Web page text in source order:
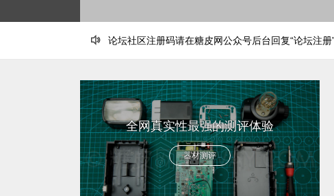
论坛社区注册码请在糖皮网公众号后台回复“论坛注册”
全网真实性最强的测评体验
器材测评